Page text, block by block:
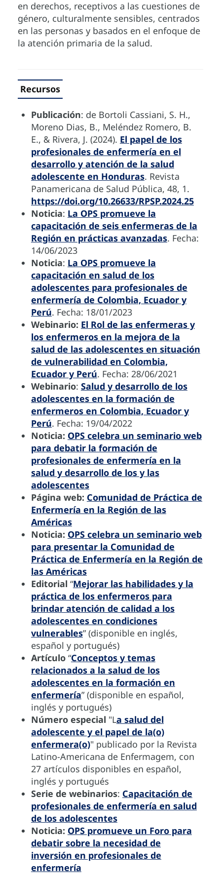
en derechos, receptivos a las cuestiones de
género, culturalmente sensibles, centrados
en las personas y basados en el enfoque de
la atención primaria de la salud.
Recursos
Publicación: de Bortoli Cassiani, S. H.,
Moreno Dias, B., Meléndez Romero, B.
E., & Rivera, J. (2024). El papel de los
profesionales de enfermería en el
desarrollo y atención de la salud
adolescente en Honduras. Revista
Panamericana de Salud Pública, 48, 1.
https://doi.org/10.26633/RPSP.2024.25
Noticia: La OPS promueve la
capacitación de seis enfermeras de la
Región en prácticas avanzadas. Fecha:
14/06/2023
Noticia: La OPS promueve la
capacitación en salud de los
adolescentes para profesionales de
enfermería de Colombia, Ecuador y
Perú. Fecha: 18/01/2023
Webinario: El Rol de las enfermeras y
los enfermeros en la mejora de la
salud de las adolescentes en situación
de vulnerabilidad en Colombia,
Ecuador y Perú. Fecha: 28/06/2021
Webinario: Salud y desarrollo de los
adolescentes en la formación de
enfermeros en Colombia, Ecuador y
Perú. Fecha: 19/04/2022
Noticia: OPS celebra un seminario web
para debatir la formación de
profesionales de enfermería en la
salud y desarrollo de los y las
adolescentes
Página web: Comunidad de Práctica de
Enfermería en la Región de las
Américas
Noticia: OPS celebra un seminario web
para presentar la Comunidad de
Práctica de Enfermería en la Región de
las Américas
Editorial “Mejorar las habilidades y la
práctica de los enfermeros para
brindar atención de calidad a los
adolescentes en condiciones
vulnerables” (disponible en inglés,
español y portugués)
Artículo “Conceptos y temas
relacionados a la salud de los
adolescentes en la formación en
enfermería” (disponible en español,
inglés y portugués)
Número especial "La salud del
adolescente y el papel de la(o)
enfermera(o)" publicado por la Revista
Latino-Americana de Enfermagem, con
27 artículos disponibles en español,
inglés y portugués
Serie de webinarios: Capacitación de
profesionales de enfermería en salud
de los adolescentes
Noticia: OPS promueve un Foro para
debatir sobre la necesidad de
inversión en profesionales de
enfermería